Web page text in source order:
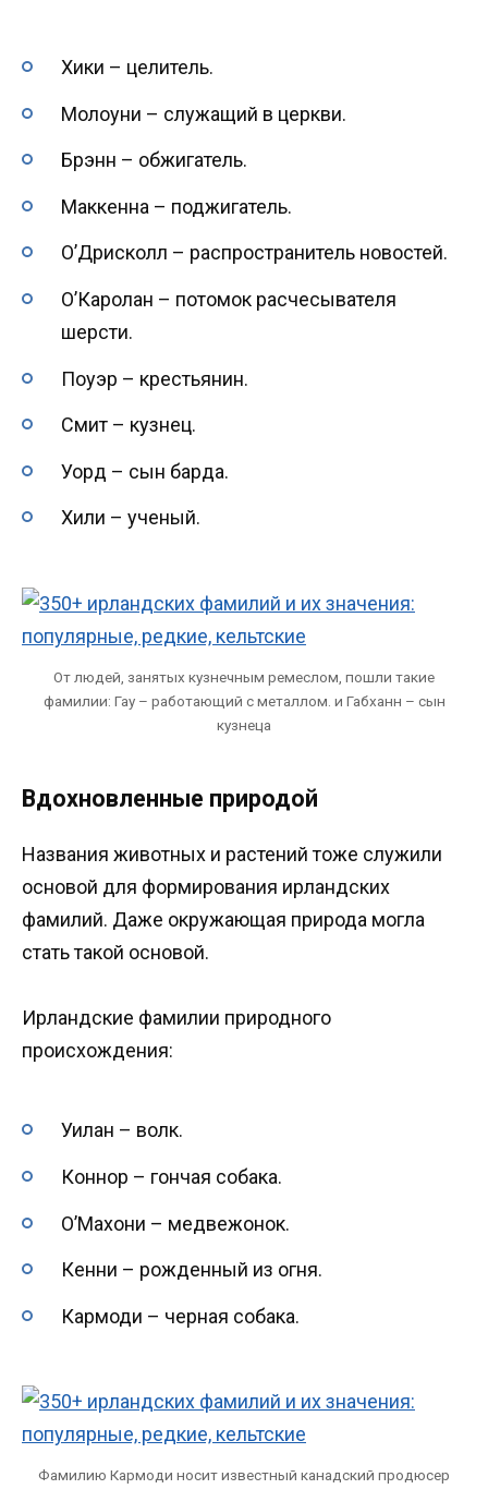
Хики – целитель.
Молоуни – служащий в церкви.
Брэнн – обжигатель.
Маккенна – поджигатель.
О’Дрисколл – распространитель новостей.
О’Каролан – потомок расчесывателя
шерсти.
Поуэр – крестьянин.
Смит – кузнец.
Уорд – сын барда.
Хили – ученый.
От людей, занятых кузнечным ремеслом, пошли такие
фамилии: Гау – работающий с металлом. и Габханн – сын
кузнеца
Вдохновленные природой
Названия животных и растений тоже служили
основой для формирования ирландских
фамилий. Даже окружающая природа могла
стать такой основой.
Ирландские фамилии природного
происхождения:
Уилан – волк.
Коннор – гончая собака.
О’Махони – медвежонок.
Кенни – рожденный из огня.
Кармоди – черная собака.
Фамилию Кармоди носит известный канадский продюсер